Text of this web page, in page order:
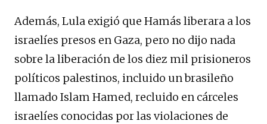
Además, Lula exigió que Hamás liberara a los
israelíes presos en Gaza, pero no dijo nada
sobre la liberación de los diez mil prisioneros
políticos palestinos, incluido un brasileño
llamado Islam Hamed, recluido en cárceles
israelíes conocidas por las violaciones de